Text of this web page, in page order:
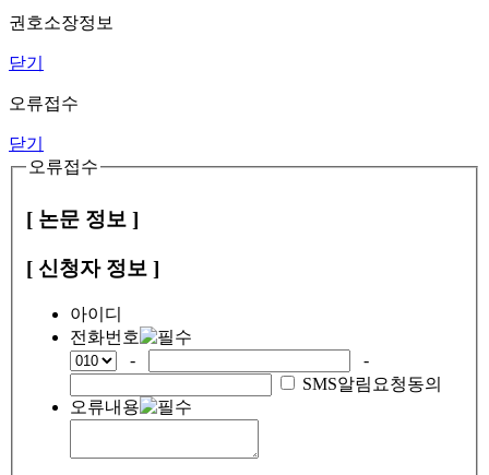
권호소장정보
닫기
오류접수
닫기
오류접수
[ 논문 정보 ]
[ 신청자 정보 ]
아이디
전화번호
-
-
SMS알림요청동의
오류내용